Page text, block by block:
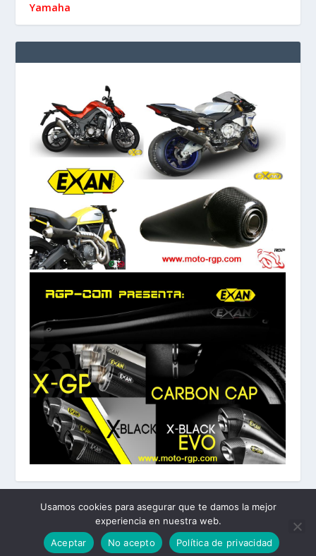
Yamaha
Elegant Themes| Desarrollado por WordPress
Usamos cookies para asegurar que te damos la mejor
experiencia en nuestra web.
Aceptar
No acepto Política de privacidad